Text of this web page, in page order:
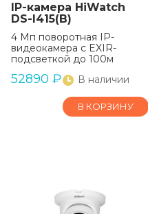
IP-камера HiWatch
DS-I415(B)
4 Мп поворотная IP-
видеокамера с EXIR-
подсветкой до 100м
52890 ₽ В наличии
В КОРЗИНУ